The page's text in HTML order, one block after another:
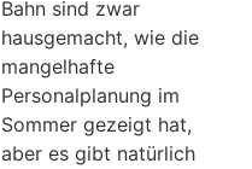
Bahn sind zwar
hausgemacht, wie die
mangelhafte
Personalplanung im
Sommer gezeigt hat,
aber es gibt natürlich